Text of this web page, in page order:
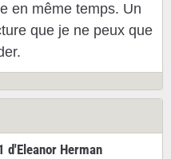
en même temps. Un
que je ne peux que
d'Eleanor Herman